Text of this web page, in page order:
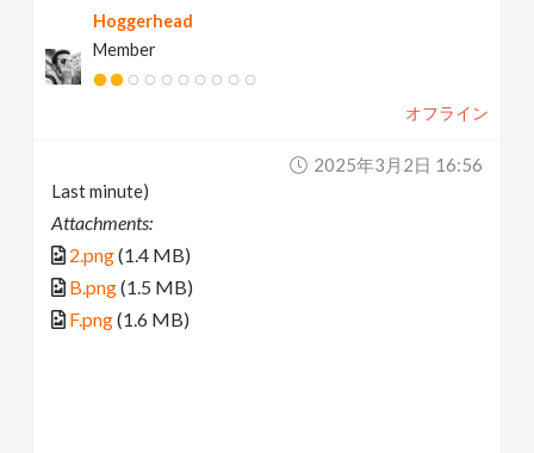
Hoggerhead
Member
オフライン
2025年3月2日 16:56
Last minute)
Attachments:
2.png(1.4 MB)
B.png(1.5 MB)
F.png(1.6 MB)